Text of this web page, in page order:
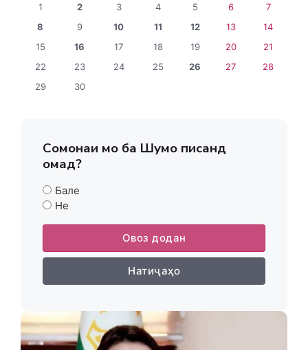
1
2 3 4 5 6
7
8
9 10 11 12 13
14
15
16 17 18 19 20
21
22
23 24 25 26 27
28
29
30
Сомонаи мо ба Шумо писанд
омад?
Бале
Не
Овоз додан
Натиҷаҳо